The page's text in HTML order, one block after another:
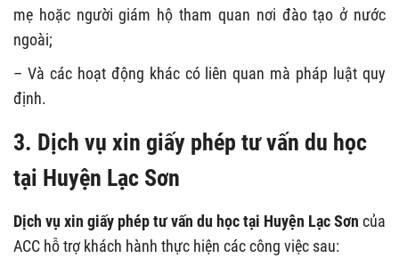
mẹ hoặc người giám hộ tham quan nơi đào tạo ở nước
ngoài;
– Và các hoạt động khác có liên quan mà pháp luật quy
định.
3. Dịch vụ xin giấy phép tư vấn du học
tại Huyện Lạc Sơn
Dịch vụ xin giấy phép tư vấn du học tại Huyện Lạc Sơn của
ACC hỗ trợ khách hành thực hiện các công việc sau: